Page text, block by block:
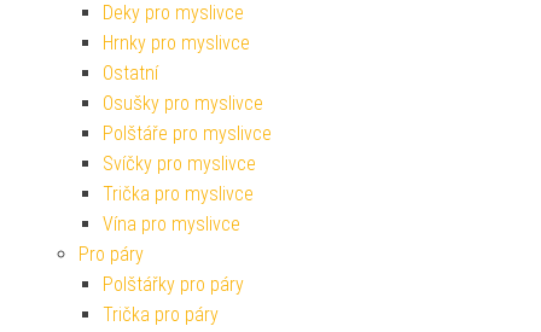
Deky pro myslivce
Hrnky pro myslivce
Ostatní
Osušky pro myslivce
Polštáře pro myslivce
Svíčky pro myslivce
Trička pro myslivce
Vína pro myslivce
Pro páry
Polštářky pro páry
Trička pro páry